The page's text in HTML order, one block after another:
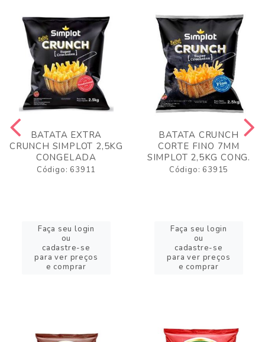
BATATA EXTRA
CRUNCH SIMPLOT 2,5KG
CONGELADA
Código: 63911
Faça seu login
ou
cadastre-se
para ver preços
e comprar
BATATA CRUNCH
CORTE FINO 7MM
SIMPLOT 2,5KG CONG.
Código: 63915
Faça seu login
ou
cadastre-se
para ver preços
e comprar